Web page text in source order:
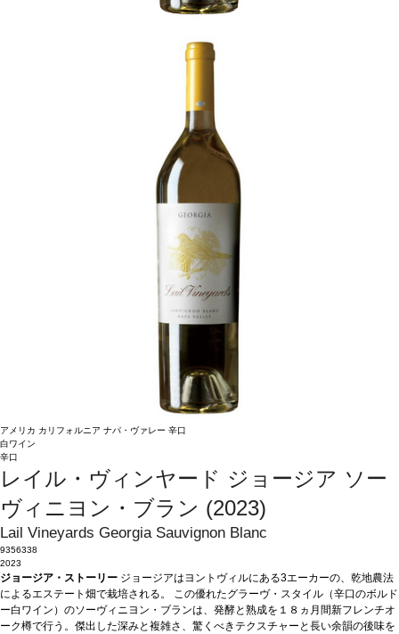
アメリカ カリフォルニア ナパ・ヴァレー 辛口
白ワイン
辛口
レイル・ヴィンヤード ジョージア ソー
ヴィニヨン・ブラン (2023)
Lail Vineyards Georgia Sauvignon Blanc
9356338
2023
ジョージア・ストーリー ジョージアはヨントヴィルにある3エーカーの、乾地農法
によるエステート畑で栽培される。 この優れたグラーヴ・スタイル（辛口のボルド
ー白ワイン）のソーヴィニヨン・ブランは、発酵と熟成を１８ヵ月間新フレンチオ
ーク樽で行う。傑出した深みと複雑さ、驚くべきテクスチャーと長い余韻の後味を